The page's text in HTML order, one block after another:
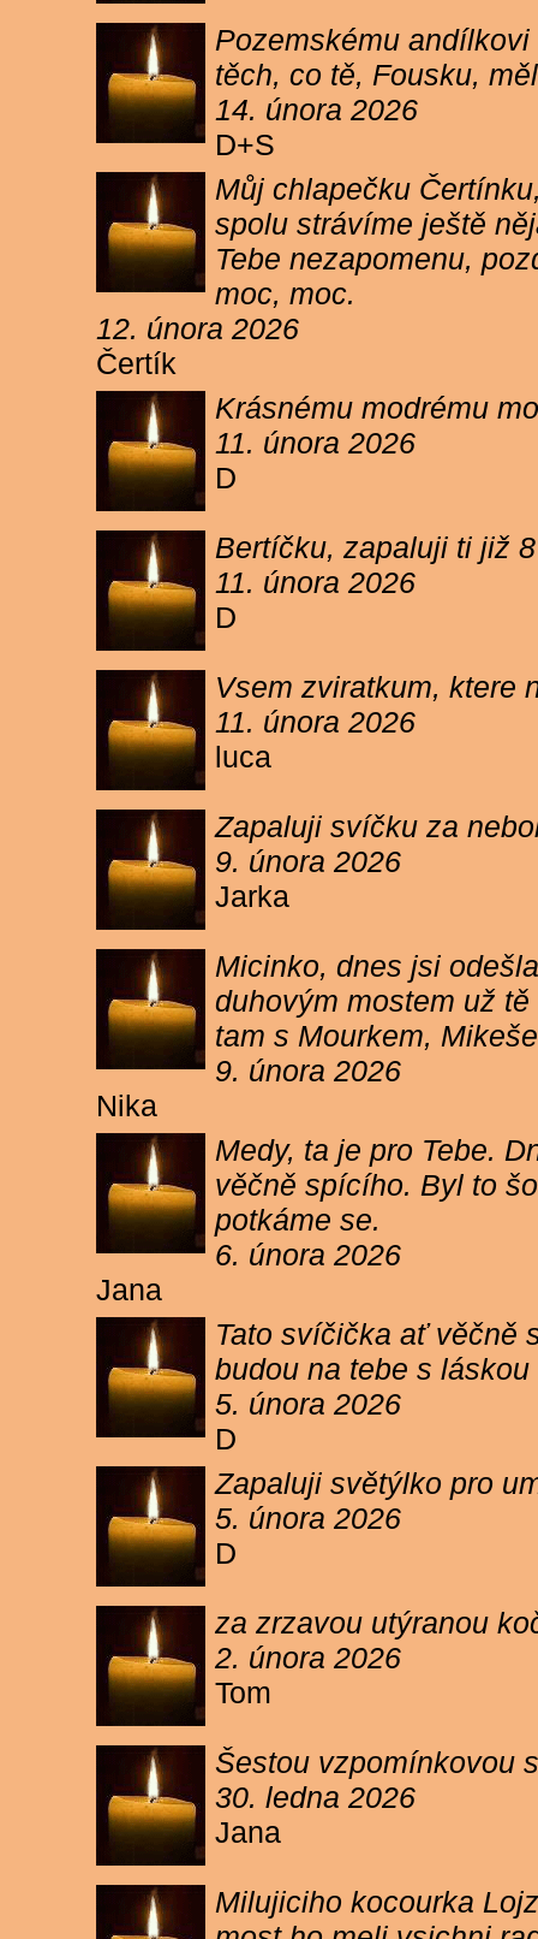
Pozemskému
těch, co tě, Fousku,
14. února 2026
D+S
Můj chlapečku
spolu strávíme ještě
Tebe nezapomenu,
moc, moc.
12. února 2026
Čertík
Krásnému modrému
11. února 2026
D
Bertíčku, zapaluji ti již
11. února 2026
D
Vsem zviratkum, ktere
11. února 2026
luca
Zapaluji svíčku za
9. února 2026
Jarka
Micinko, dnes jsi
duhovým mostem už
tam s Mourkem,
9. února 2026
Nika
Medy, ta je pro Tebe.
věčně spícího. Byl to
potkáme se.
6. února 2026
Jana
Tato svíčička ať věčně
budou na tebe s
5. února 2026
D
Zapaluji světýlko pro
5. února 2026
D
za zrzavou utýranou
2. února 2026
Tom
Šestou vzpomínkovou
30. ledna 2026
Jana
Milujiciho kocourka